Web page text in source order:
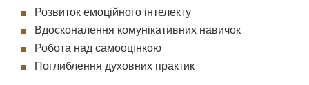
Розвиток емоційного інтелекту
Вдосконалення комунікативних навичок
Робота над самооцінкою
Поглиблення духовних практик